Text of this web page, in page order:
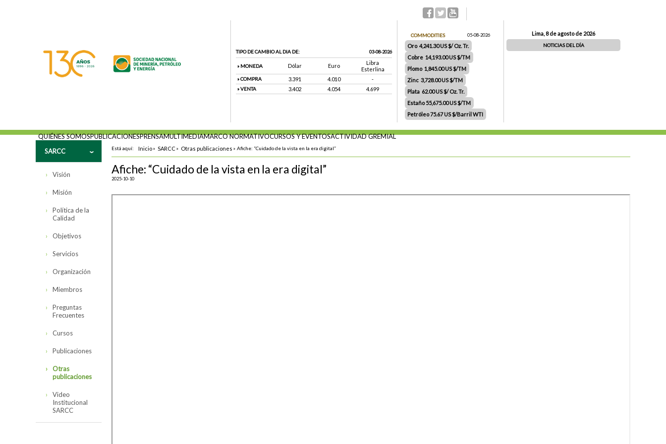
TIPO DE CAMBIO AL DIA DE: 03-08-2026
» MONEDA Dólar Euro
Libra
Esterlina
» COMPRA 3.391 4.010 -
» VENTA 3.402 4.054 4.699
COMMODITIES 05-08-2026
Oro 4,241.30 US $/ Oz. Tr.
Cobre 14,193.00 US $/TM
Plomo 1,845.00 US $/TM
Zinc 3,728.00 US $/TM
Plata 62.00 US $/ Oz. Tr.
Estaño 55,675.00 US $/TM
Petróleo 75.67 US $/Barril WTI
Lima, 8 de agosto de 2026
NOTICIAS DEL DÍA
QUIÉNES SOMOSPUBLICACIONESPRENSAMULTIMEDIAMARCO NORMATIVOCURSOS Y EVENTOSACTIVIDAD GREMIAL
SARCC
Visión
Misión
Política de la
Calidad
Objetivos
Servicios
Organización
Miembros
Preguntas
Frecuentes
Cursos
Publicaciones
Otras
publicaciones
Video
Institucional
SARCC
Está aquí: Inicio» SARCC» Otras publicaciones » Afiche: “Cuidado de la vista en la era digital”
Afiche: “Cuidado de la vista en la era digital”
2025-10-10